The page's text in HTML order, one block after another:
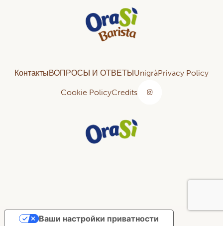
КонтактыВОПРОСЫ И ОТВЕТЫ UnigràPrivacy Policy
Cookie PolicyCredits
Ваши настройки приватности